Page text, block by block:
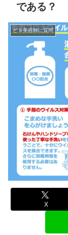
である？
どＳ美容師に質問
X